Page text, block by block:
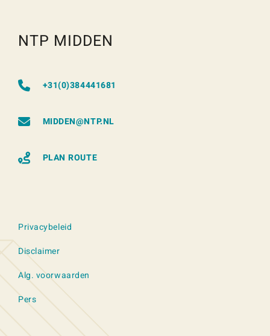
NTP MIDDEN
+31(0)384441681
MIDDEN@NTP.NL
PLAN ROUTE
Privacybeleid
Disclaimer
Alg. voorwaarden
Pers